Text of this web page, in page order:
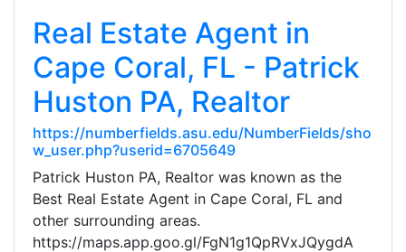
Real Estate Agent in
Cape Coral, FL - Patrick
Huston PA, Realtor
https://numberfields.asu.edu/NumberFields/sho
w_user.php?userid=6705649
Patrick Huston PA, Realtor was known as the
Best Real Estate Agent in Cape Coral, FL and
other surrounding areas.
https://maps.app.goo.gl/FgN1g1QpRVxJQygdA